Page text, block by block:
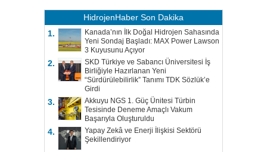
HidrojenHaber Son Dakika
1.
Kanada’nın İlk Doğal Hidrojen Sahasında
Yeni Sondaj Başladı: MAX Power Lawson
3 Kuyusunu Açıyor
2.
SKD Türkiye ve Sabancı Üniversitesi İş
Birliğiyle Hazırlanan Yeni
“Sürdürülebilirlik” Tanımı TDK Sözlük’e
Girdi
3.
Akkuyu NGS 1. Güç Ünitesi Türbin
Tesisinde Deneme Amaçlı Vakum
Başarıyla Oluşturuldu
4.
Yapay Zekâ ve Enerji İlişkisi Sektörü
Şekillendiriyor